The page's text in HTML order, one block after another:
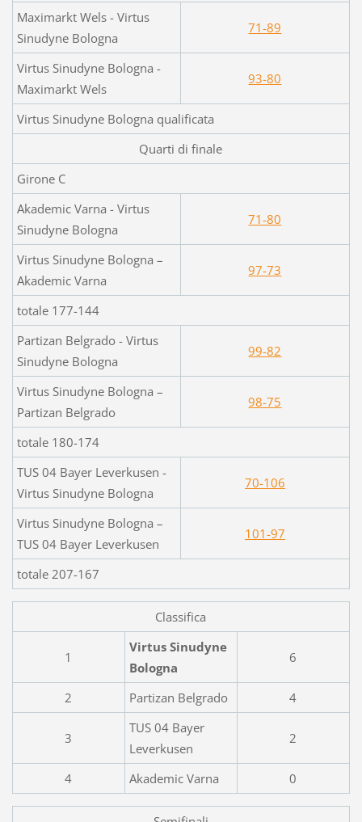
Maximarkt Wels - Virtus
Sinudyne Bologna
71-89
Virtus Sinudyne Bologna -
Maximarkt Wels
93-80
Virtus Sinudyne Bologna qualificata
Quarti di finale
Girone C
Akademic Varna - Virtus
Sinudyne Bologna
71-80
Virtus Sinudyne Bologna –
Akademic Varna
97-73
totale 177-144
Partizan Belgrado - Virtus
Sinudyne Bologna
99-82
Virtus Sinudyne Bologna –
Partizan Belgrado
98-75
totale 180-174
TUS 04 Bayer Leverkusen -
Virtus Sinudyne Bologna
70-106
Virtus Sinudyne Bologna –
TUS 04 Bayer Leverkusen
101-97
totale 207-167
Classifica
1
Virtus Sinudyne
Bologna
6
2 Partizan Belgrado 4
3
TUS 04 Bayer
Leverkusen
2
4 Akademic Varna 0